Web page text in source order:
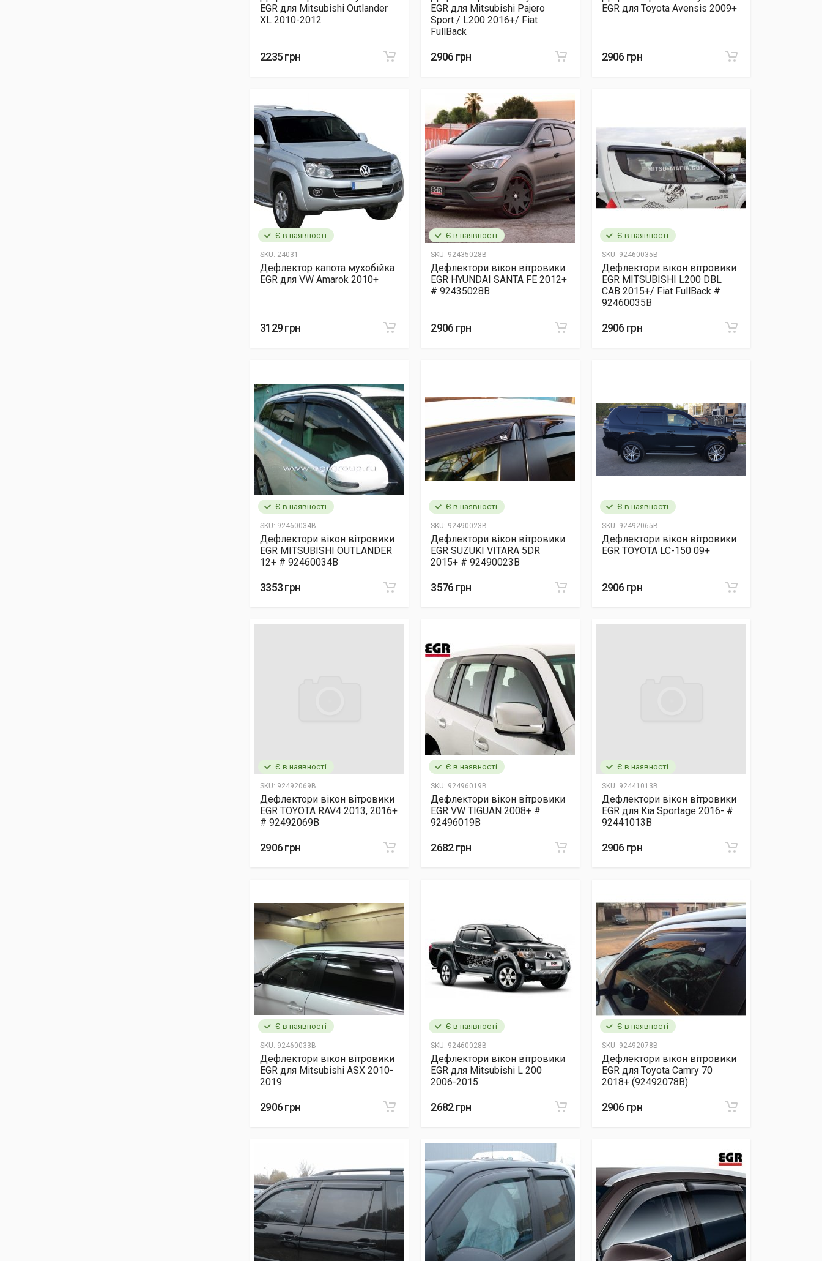
EGR для Mitsubishi Outlander
XL 2010-2012
2235 грн
EGR для Mitsubishi Pajero
Sport / L200 2016+/ Fiat
FullBack
2906 грн
EGR для Toyota Avensis 2009+
2906 грн
Є в наявності
SKU: 24031
Дефлектор капота мухобійка
EGR для VW Amarok 2010+
3129 грн
Є в наявності
SKU: 92435028B
Дефлектори вікон вітровики
EGR HYUNDAI SANTA FE 2012+
# 92435028B
2906 грн
Є в наявності
SKU: 92460035B
Дефлектори вікон вітровики
EGR MITSUBISHI L200 DBL
CAB 2015+/ Fiat FullBack #
92460035B
2906 грн
Є в наявності
SKU: 92460034B
Дефлектори вікон вітровики
EGR MITSUBISHI OUTLANDER
12+ # 92460034B
3353 грн
Є в наявності
SKU: 92490023B
Дефлектори вікон вітровики
EGR SUZUKI VITARA 5DR
2015+ # 92490023B
3576 грн
Є в наявності
SKU: 92492065B
Дефлектори вікон вітровики
EGR TOYOTA LC-150 09+
2906 грн
Є в наявності
SKU: 92492069B
Дефлектори вікон вітровики
EGR TOYOTA RAV4 2013, 2016+
# 92492069B
2906 грн
Є в наявності
SKU: 92496019B
Дефлектори вікон вітровики
EGR VW TIGUAN 2008+ #
92496019B
2682 грн
Є в наявності
SKU: 92441013B
Дефлектори вікон вітровики
EGR для Kia Sportage 2016- #
92441013B
2906 грн
Є в наявності
SKU: 92460033B
Дефлектори вікон вітровики
EGR для Mitsubishi ASX 2010-
2019
2906 грн
Є в наявності
SKU: 92460028B
Дефлектори вікон вітровики
EGR для Mitsubishi L 200
2006-2015
2682 грн
Є в наявності
SKU: 92492078B
Дефлектори вікон вітровики
EGR для Toyota Camry 70
2018+ (92492078B)
2906 грн